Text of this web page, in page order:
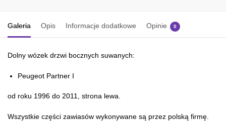
Galeria Opis Informacje dodatkowe Opinie 0
Dolny wózek drzwi bocznych suwanych:
Peugeot Partner I
od roku 1996 do 2011, strona lewa.
Wszystkie części zawiasów wykonywane są przez polską firmę.